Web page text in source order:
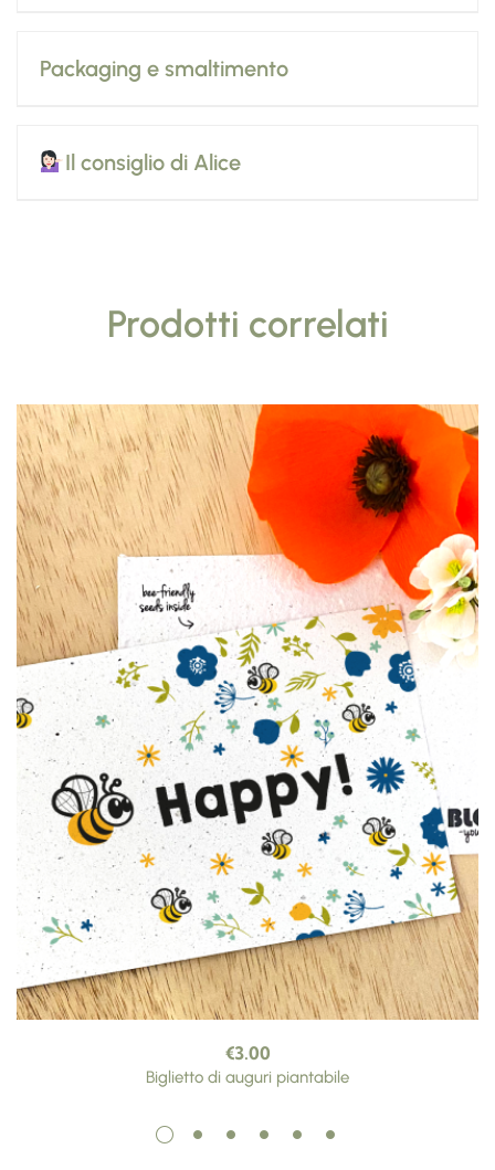
Packaging e smaltimento
Il consiglio di Alice
Prodotti correlati
€3.00
Biglietto di auguri piantabile